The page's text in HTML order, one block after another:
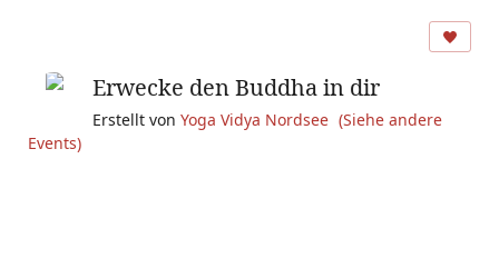
Erwecke den Buddha in dir
Erstellt von Yoga Vidya Nordsee (Siehe andere
Events)